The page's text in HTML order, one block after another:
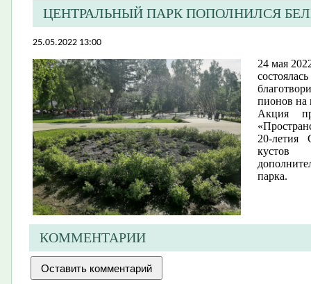
ЦЕНТРАЛЬНЫЙ ПАРК ПОПОЛНИЛСЯ
25.05.2022 13:00
24 мая
пионов на
Акция
20-летия
кустов
парка.
КОММЕНТАРИИ